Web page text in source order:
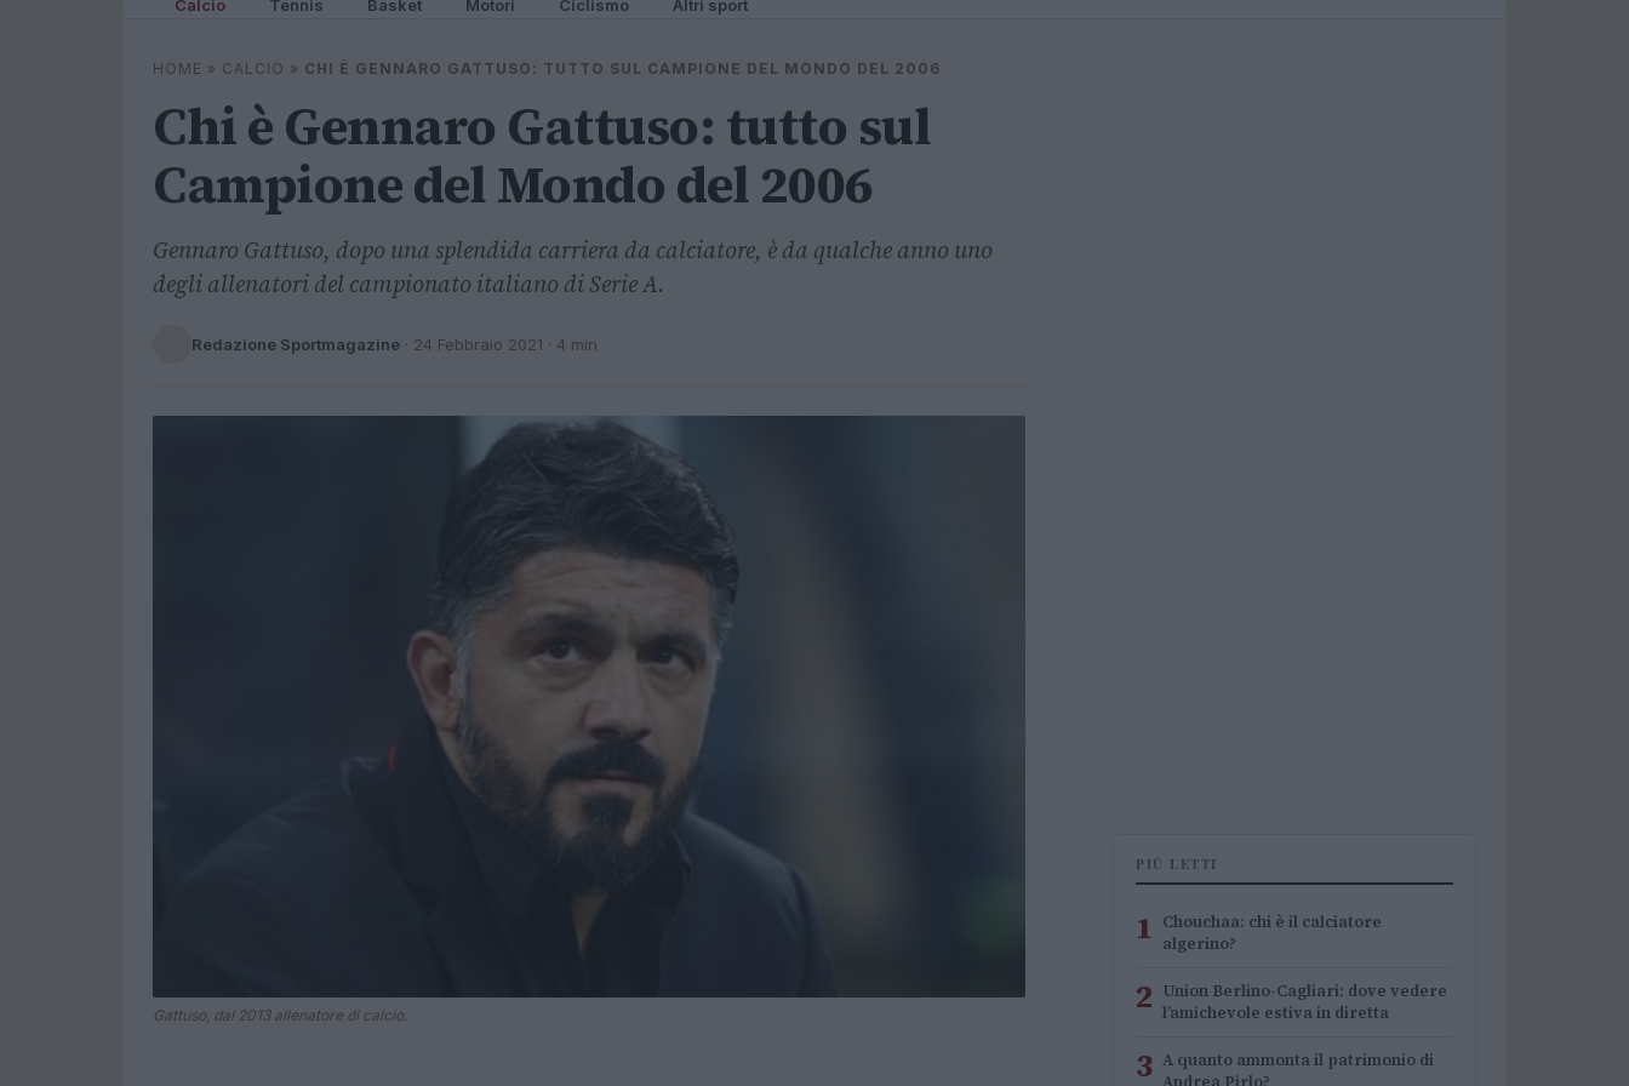
Calcio Tennis Basket Motori Ciclismo Altri sport
HOME » CALCIO » CHI È GENNARO GATTUSO: TUTTO SUL CAMPIONE DEL MONDO DEL 2006
Chi è Gennaro Gattuso: tutto sul
Campione del Mondo del 2006
Gennaro Gattuso, dopo una splendida carriera da calciatore, è da qualche anno uno
degli allenatori del campionato italiano di Serie A.
Redazione Sportmagazine · 24 Febbraio 2021 · 4 min
Gattuso, dal 2013 allenatore di calcio.
PIÙ LETTI
1 Chouchaa: chi è il calciatore
algerino?
2 Union Berlino-Cagliari: dove vedere
l’amichevole estiva in diretta
3 A quanto ammonta il patrimonio di
Andrea Pirlo?